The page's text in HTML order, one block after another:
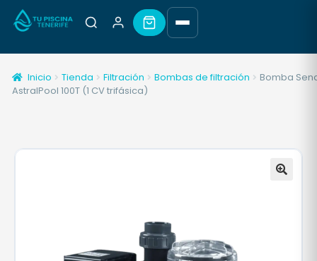
Inicio Tienda Filtración Bombas de filtración
Bomba
AstralPool 100T (1 CV trifásica)